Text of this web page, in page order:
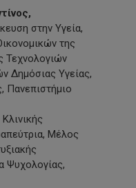
στην Υγεία,
της
Τεχνολογιών
Δημόσιας Υγείας,
Πανεπιστήμιο
Μέλος
Ψυχολογίας,